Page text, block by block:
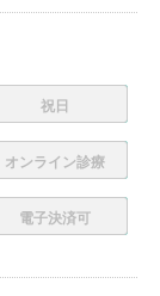
祝日
オンライン診療
電子決済可